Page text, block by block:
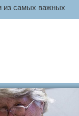
из самых важных